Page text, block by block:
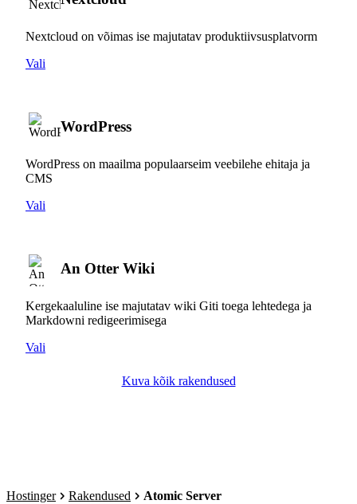
Nextcloud on võimas ise majutatav produktiivsusplatvorm
Vali
WordPress
WordPress on maailma populaarseim veebilehe ehitaja ja
CMS
Vali
An Otter Wiki
Kergekaaluline ise majutatav wiki Giti toega lehtedega ja
Markdowni redigeerimisega
Vali
Kuva kõik rakendused
Hostinger Rakendused Atomic Server